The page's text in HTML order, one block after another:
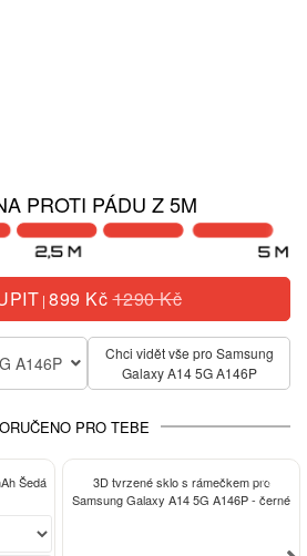
PROTI PÁDU Z 5M
| 899 Kč1290 Kč
A146P
Chci vidět vše pro Samsung
Galaxy A14 5G A146P
PRO TEBE
Šedá
-13%
3D tvrzené sklo s rámečkem pro
Samsung Galaxy A14 5G A146P - černé